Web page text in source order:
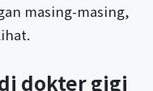
masing-masing,
dokter gigi